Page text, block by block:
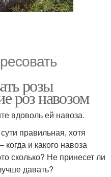
розы
роз навозом
вдоволь ей навоза.
правильная, хотя
и какого навоза
сколько? Не принесет ли
давать?